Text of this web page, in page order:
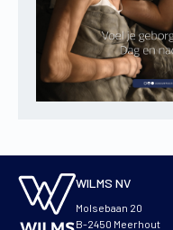
WILMS NV
Molsebaan 20
B-2450 Meerhout